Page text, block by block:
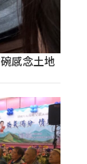
感念土地